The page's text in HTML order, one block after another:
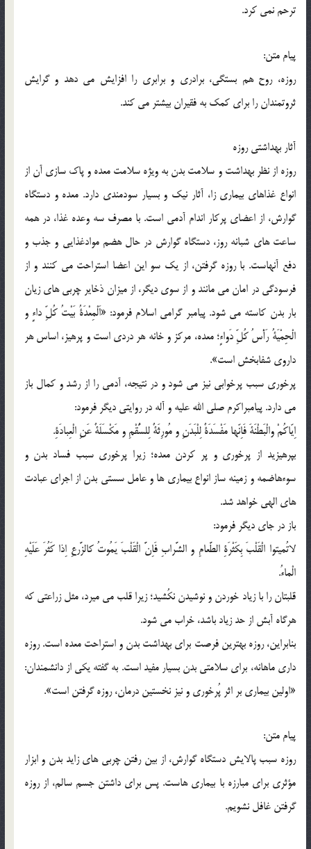
ترحم نمی کرد.
پیام متن:
روزه، روح هم بستگی، برادری و برابری را افزایش می دهد و گرایش
ثروتمندان را برای کمک به فقیران بیشتر می کند.
آثار بهداشتی روزه
روزه از نظر بهداشت و سلامت بدن به ویژه سلامت معده و پاک سازی آن از
انواع غذاهای بیماری زا، آثار نیک و بسیار سودمندی دارد. معده و دستگاه
گوارش، از اعضای پرکار اندام آدمی است. با مصرف سه وعده غذا، در همه
ساعت های شبانه روز، دستگاه گوارش در حال هضم موادغذایی و جذب و
دفع آنهاست. با روزه گرفتن، از یک سو این اعضا استراحت می کنند و از
فرسودگی در امان می مانند و از سوی دیگر، از میزان ذخایر چربی های زیان
بار بدن کاسته می شود. پیامبر گرامی اسلام فرمود: «اَلْمِعْدَةُ بَیْتُ کُلِّ داءٍ و
الْحِمْیَةُ رَأْسُ کُلِّ دَواءٍ؛ معده، مرکز و خانه هر دردی است و پرهیز، اساس هر
داروی شفابخش است».
پرخوری سبب پرخوابی نیز می شود و در نتیجه، آدمی را از رشد و کمال باز
می دارد. پیامبراکرم صلی الله علیه و آله در روایتی دیگر فرمود:
اِیّاکُمْ والْبَطْنَةَ فَاِنّها مَفْسَدَةٌ لِلْبَدَنِ و مُورِثَةٌ لِلسُّقْمِ و مَکْسَلَةٌ عَنِ الْعِبادَةِ.
بپرهیزید از پرخوری و پر کردن معده؛ زیرا پرخوری سبب فساد بدن و
سوءهاضمه و زمینه ساز انواع بیماری ها و عامل سستی بدن از اجرای عبادت
های الهی خواهد شد.
باز در جای دیگر فرمود:
لاتُمیتوا الْقَلْبَ بِکَثْرَةِ الطَّعامِ و الشَّرابِ فَاِنَّ الْقَلْبَ یَمُوتُ کالزَّرعِ اِذا کَثُرَ عَلَیْهِ
الْماءُ.
قلبتان را با زیاد خوردن و نوشیدن نکُشید؛ زیرا قلب می میرد، مثل زراعتی که
هرگاه آبش از حد زیاد باشد، خراب می شود.
بنابراین، روزه بهترین فرصت برای بهداشت بدن و استراحت معده است. روزه
داری ماهانه، برای سلامتی بدن بسیار مفید است. به گفته یکی از دانشمندان:
«اولین بیماری بر اثر پُرخوری و نیز نخستین درمان، روزه گرفتن است».
پیام متن:
روزه سبب پالایش دستگاه گوارش، از بین رفتن چربی های زاید بدن و ابزار
مؤثری برای مبارزه با بیماری هاست. پس برای داشتن جسم سالم، از روزه
گرفتن غافل نشویم.